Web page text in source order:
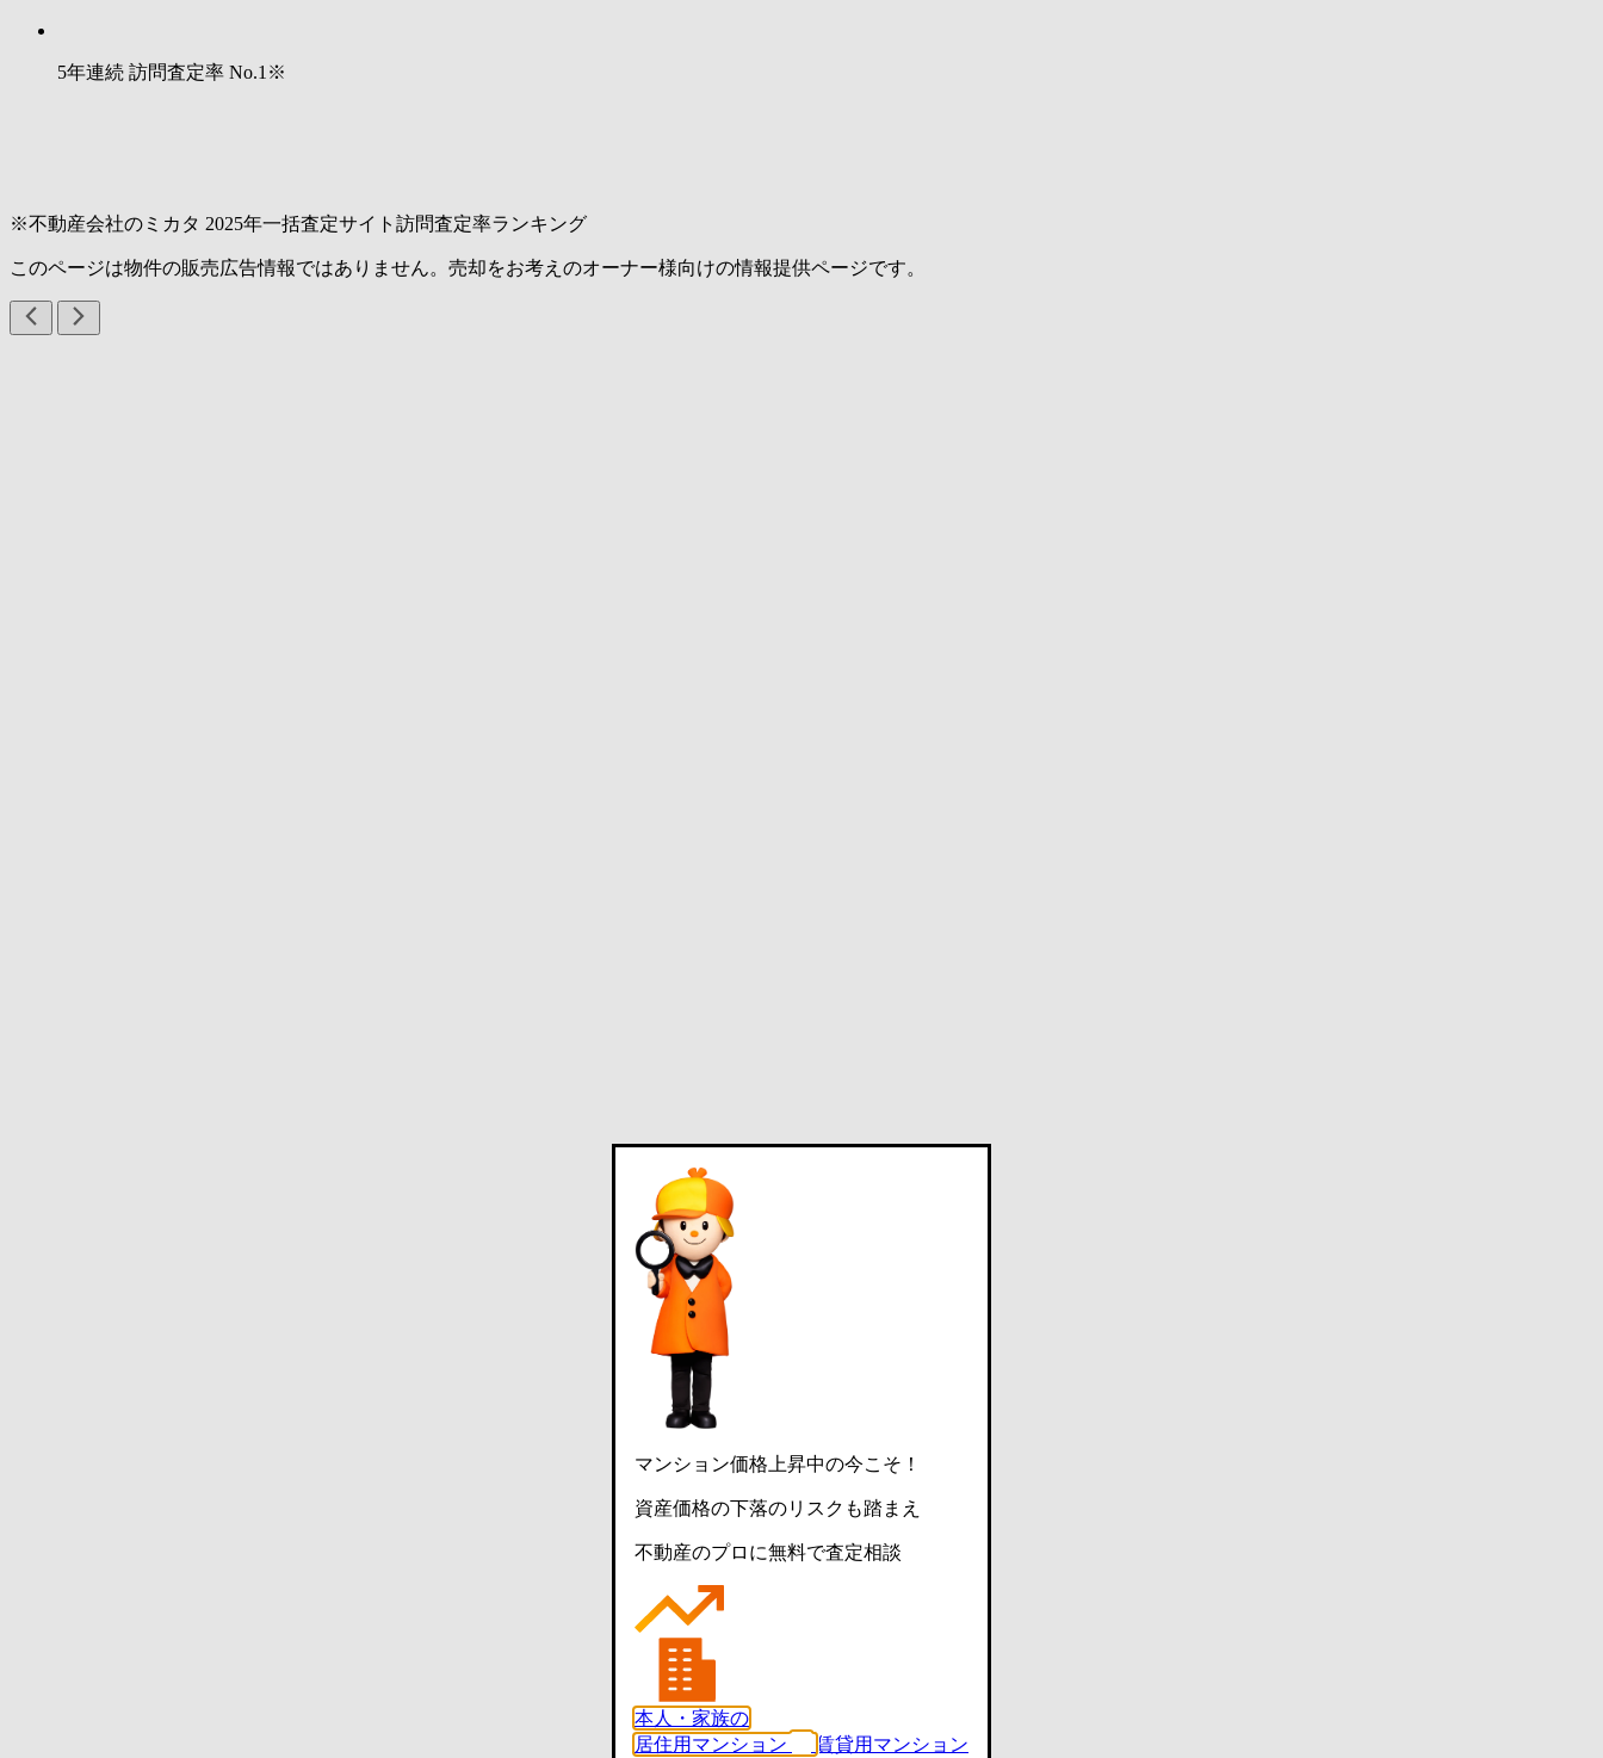
5年連続 訪問査定率 No.1 ※
※不動産会社のミカタ 2025年一括査定サイト訪問査定率ランキング
このページは物件の販売広告情報ではありません。売却をお考えのオーナー様向けの情報提供ページです。
マンション価格上昇中の今こそ！
資産価格の下落のリスクも踏まえ
不動産のプロに無料で査定相談
本人・家族の
居住用マンション
賃貸用マンション